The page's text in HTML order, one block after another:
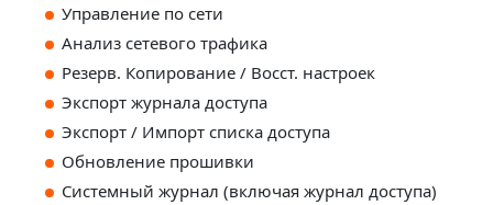
Управление по сети
Анализ сетевого трафика
Резерв. Копирование / Восст. настроек
Экспорт журнала доступа
Экспорт / Импорт списка доступа
Обновление прошивки
Системный журнал (включая журнал доступа)